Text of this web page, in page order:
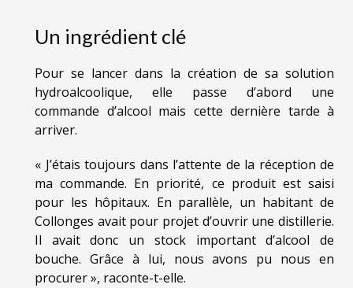
Un ingrédient clé
Pour se lancer dans la création de sa solution
hydroalcoolique, elle passe d’abord une
commande d’alcool mais cette dernière tarde à
arriver.
« J’étais toujours dans l’attente de la réception de
ma commande. En priorité, ce produit est saisi
pour les hôpitaux. En parallèle, un habitant de
Collonges avait pour projet d’ouvrir une distillerie.
Il avait donc un stock important d’alcool de
bouche. Grâce à lui, nous avons pu nous en
procurer », raconte-t-elle.